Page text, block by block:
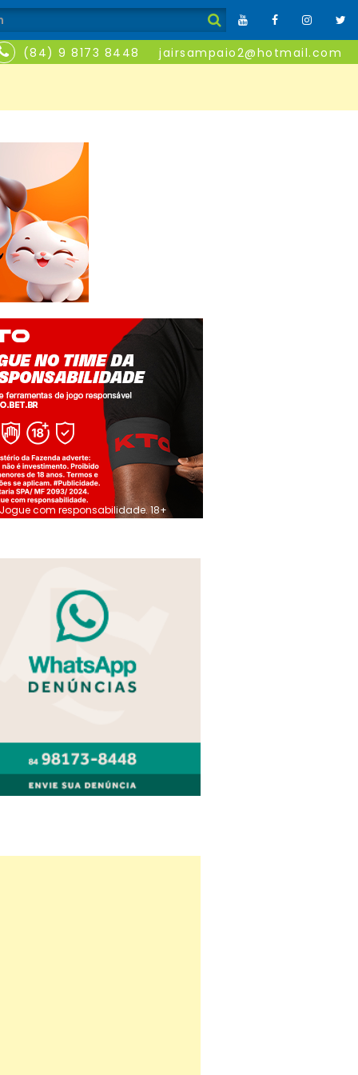
(84) 9 8173 8448 jairsampaio2@hotmail.com
Jogue com responsabilidade. 18+